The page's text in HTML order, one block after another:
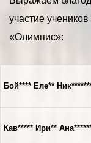
участие
«Олимпис»:
Бой**** Еле**
Кав***** Ири**